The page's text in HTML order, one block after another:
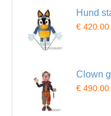
Hund
€ 420.00
Clown
€ 490.00